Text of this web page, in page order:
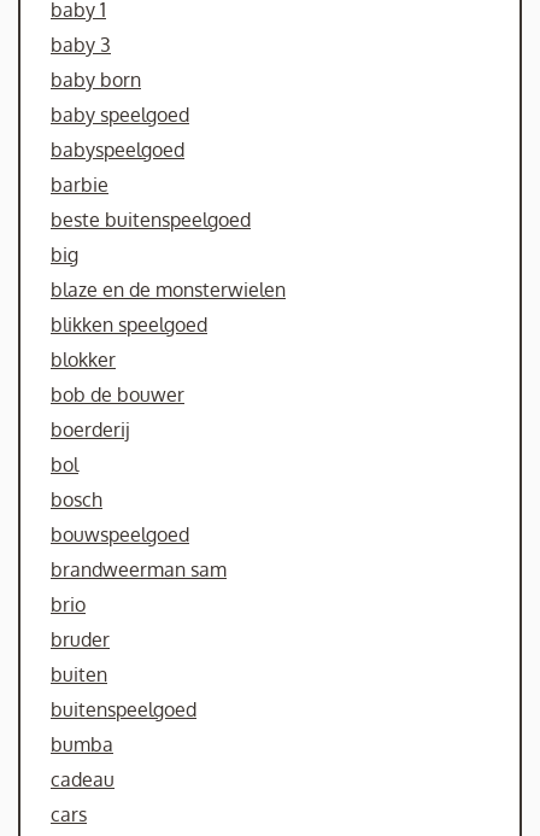
baby 1
baby 3
baby born
baby speelgoed
babyspeelgoed
barbie
beste buitenspeelgoed
big
blaze en de monsterwielen
blikken speelgoed
blokker
bob de bouwer
boerderij
bol
bosch
bouwspeelgoed
brandweerman sam
brio
bruder
buiten
buitenspeelgoed
bumba
cadeau
cars